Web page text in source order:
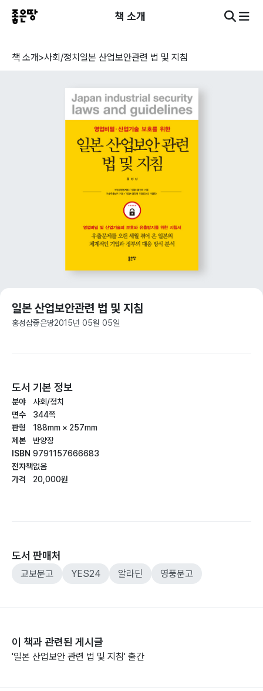
책 소개
책 소개>사회/정치 일본 산업보안관련 법 및 지침
일본 산업보안관련 법 및 지침
홍성삼좋은땅2015년 05월 05일
도서 기본 정보
분야
면수
판형
제본
ISBN
전자책
가격
사회/정치
344쪽
188mm × 257mm
반양장
9791157666683
없음
20,000원
도서 판매처
교보문고 YES24 알라딘 영풍문고
이 책과 관련된 게시글
'일본 산업보안 관련 법 및 지침' 출간